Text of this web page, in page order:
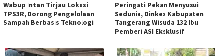
Wabup Intan Tinjau Lokasi
TPS3R, Dorong Pengelolaan
Sampah Berbasis Teknologi
Peringati Pekan Menyusui
Sedunia, Dinkes Kabupaten
Tangerang Wisuda 132 Ibu
Pemberi ASI Eksklusif